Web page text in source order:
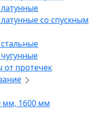
со спускным
протечек
мм, 1600 мм